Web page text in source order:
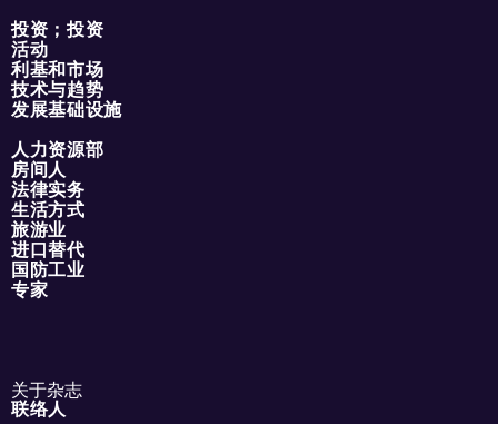
投资；投资
活动
利基和市场
技术与趋势
发展基础设施
人力资源部
房间人
法律实务
生活方式
旅游业
进口替代
国防工业
专家
关于杂志
联络人